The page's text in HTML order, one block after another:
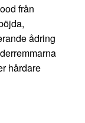
från
ådring
hårdare